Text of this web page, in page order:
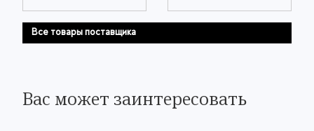
Все товары поставщика
Вас может заинтересовать